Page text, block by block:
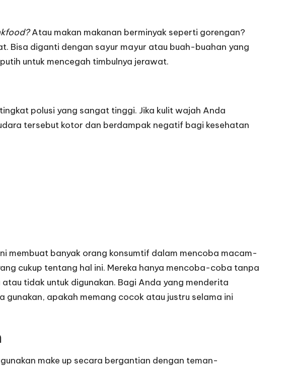
Atau makan makanan berminyak seperti gorengan?
Bisa diganti dengan sayur mayur atau buah-buahan yang
untuk mencegah timbulnya jerawat.
polusi yang sangat tinggi. Jika kulit wajah Anda
tersebut kotor dan berdampak negatif bagi kesehatan
membuat banyak orang konsumtif dalam mencoba macam-
cukup tentang hal ini. Mereka hanya mencoba-coba tanpa
tidak untuk digunakan. Bagi Anda yang menderita
apakah memang cocok atau justru selama ini
make up secara bergantian dengan teman-